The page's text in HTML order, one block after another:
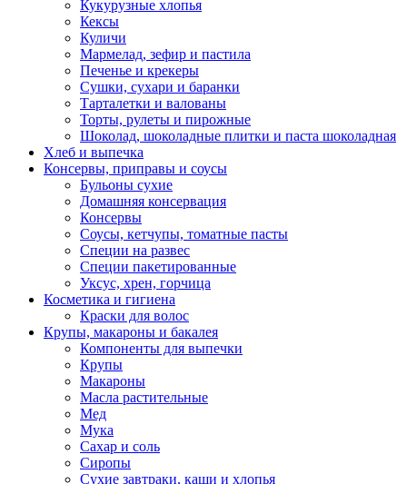
Кукурузные хлопья
Кексы
Куличи
Мармелад, зефир и пастила
Печенье и крекеры
Сушки, сухари и баранки
Тарталетки и валованы
Торты, рулеты и пирожные
Шоколад, шоколадные плитки и паста шоколадная
Хлеб и выпечка
Консервы, приправы и соусы
Бульоны сухие
Домашняя консервация
Консервы
Соусы, кетчупы, томатные пасты
Специи на развес
Специи пакетированные
Уксус, хрен, горчица
Косметика и гигиена
Краски для волос
Крупы, макароны и бакалея
Компоненты для выпечки
Крупы
Макароны
Масла растительные
Мед
Мука
Сахар и соль
Сиропы
Сухие завтраки, каши и хлопья